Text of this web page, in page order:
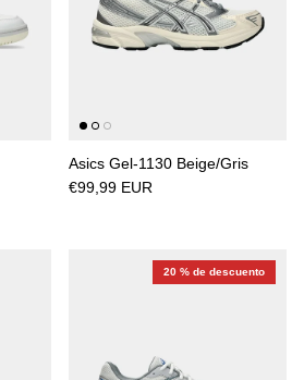
Asics Gel-1130 Beige/Gris
€99,99 EUR
20 % de descuento